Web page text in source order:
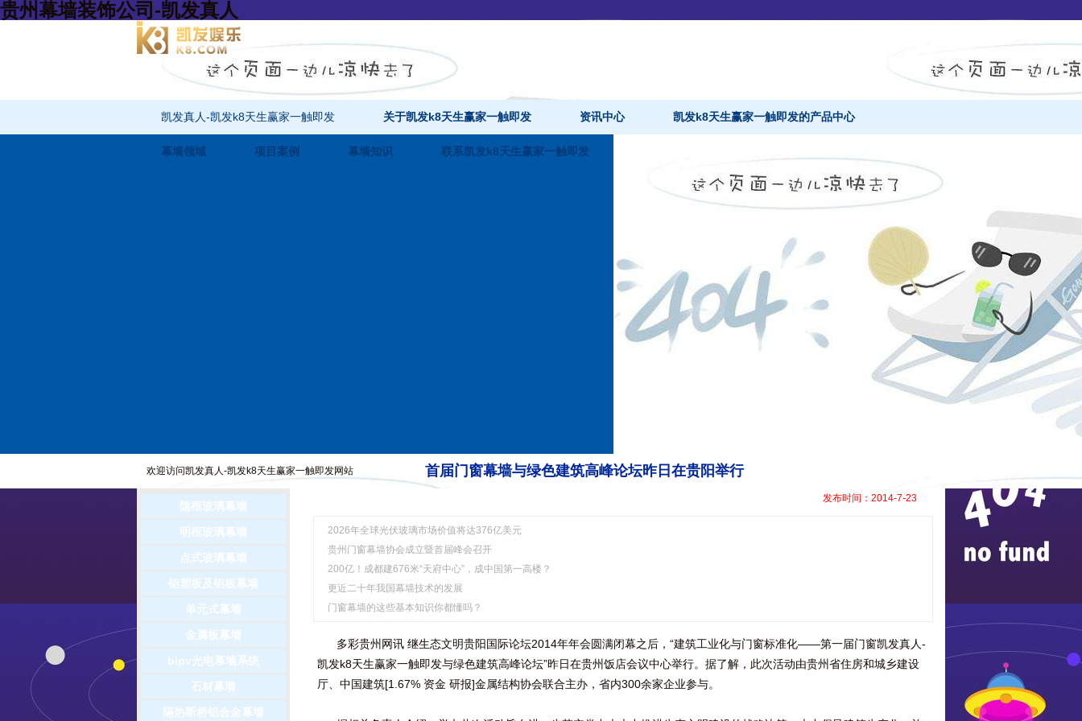
贵州幕墙装饰公司-凯发真人
凯发真人-凯发k8天生赢家一触即发 关于凯发k8天生赢家一触即发 资讯中心 凯发k8天生赢家一触即发的产品中心
幕墙领域 项目案例 幕墙知识 联系凯发k8天生赢家一触即发
欢迎访问凯发真人-凯发k8天生赢家一触即发网站 首届门窗幕墙与绿色建筑高峰论坛昨日在贵阳举行
隐框玻璃幕墙
明框玻璃幕墙
点式玻璃幕墙
铝塑板及铝板幕墙
单元式幕墙
金属板幕墙
bipv光电幕墙系统
石材幕墙
隔热断桥铝合金幕墙
发布时间：2014-7-23
2026年全球光伏玻璃市场价值将达376亿美元
贵州门窗幕墙协会成立暨首届峰会召开
200亿！成都建676米“天府中心”，成中国第一高楼？
更近二十年我国幕墙技术的发展
门窗幕墙的这些基本知识你都懂吗？
多彩贵州网讯 继生态文明贵阳国际论坛2014年年会圆满闭幕之后，“建筑工业化与门窗标准化——第一届门窗凯发真人-
凯发k8天生赢家一触即发与绿色建筑高峰论坛”昨日在贵州饭店会议中心举行。据了解，此次活动由贵州省住房和城乡建设
厅、中国建筑[1.67% 资金 研报]金属结构协会联合主办，省内300余家企业参与。